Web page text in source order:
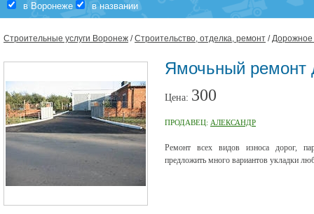
в Воронеже в названии
Строительные услуги Воронеж /Строительство, отделка, ремонт /Дорожное
Ямочьный ремонт
Цена: 300
ПРОДАВЕЦ: АЛЕКСАНДР
Ремонт всех видов износа дорог,
предложить много вариантов укладки